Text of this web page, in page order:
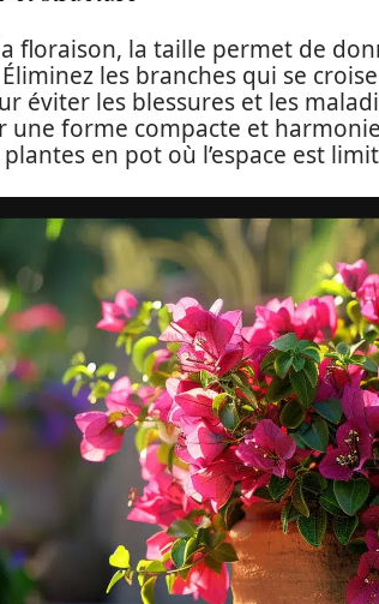
floraison, la taille permet de
les branches qui se
éviter les blessures et les
une forme compacte et
en pot où l’espace est